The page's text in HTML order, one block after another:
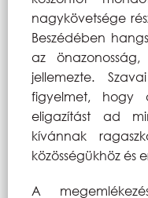
nagykövetsége
Beszédében
az
jellemezte.
figyelmet,
eligazítást ad
kívánnak
közösségükhöz és
A